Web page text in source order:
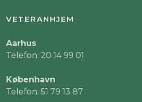
VETERANHJEM
Aarhus
Telefon: 20 14 99 01
København
Telefon: 51 79 13 87